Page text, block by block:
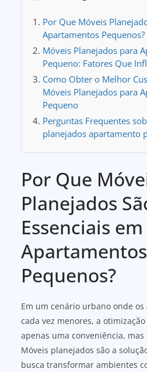
Por Que Móveis
Apartamentos Pequenos?
Móveis Planejados para
Pequeno: Fatores Que
Como Obter o Melhor
Móveis Planejados para
Pequeno
Perguntas Frequentes
planejados apartamento
Por Que
Planejados
Essenciais em
Apartamentos
Pequenos?
Em um cenário urbano onde
cada vez menores, a
apenas uma conveniência,
Móveis planejados são a
busca transformar ambientes